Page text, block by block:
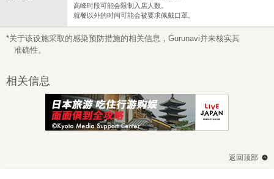
高峰时段可能会限制入店人数。
就餐以外的时间可能会被要求佩戴口罩。
*关于该设施采取的感染预防措施的相关信息，Gurunavi并未核实其
准确性。
相关信息
返回顶部